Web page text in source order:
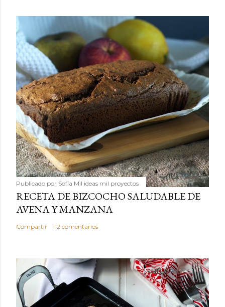
Publicado por Sofía Mil ideas mil proyectos
RECETA DE BIZCOCHO SALUDABLE DE
AVENA Y MANZANA
Compartir 12 comentarios